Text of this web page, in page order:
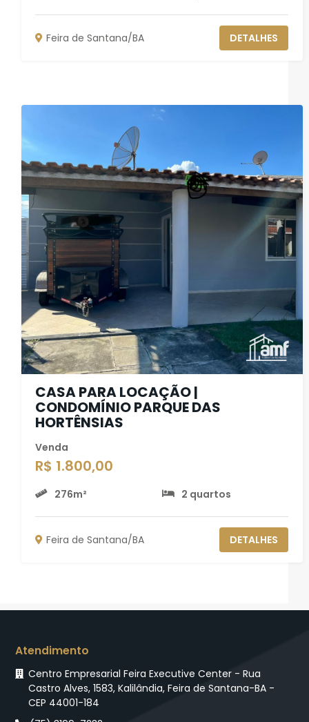
Feira de Santana/BA DETALHES
CASA PARA LOCAÇÃO |
CONDOMÍNIO PARQUE DAS
HORTÊNSIAS
Venda
R$ 1.800,00
276m² 2 quartos
Feira de Santana/BA DETALHES
Atendimento
Centro Empresarial Feira Executive Center - Rua
Castro Alves, 1583, Kalilândia, Feira de Santana-BA -
CEP 44001-184